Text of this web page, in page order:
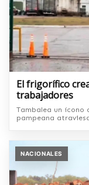
El frigorífico
trabajadores
Tambalea un ícono
pampeana
NACIONALES